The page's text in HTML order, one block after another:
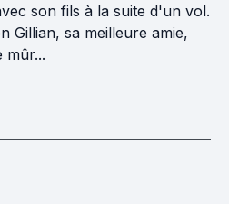
son fils à la suite d'un vol.
Gillian, sa meilleure amie,
mûr...